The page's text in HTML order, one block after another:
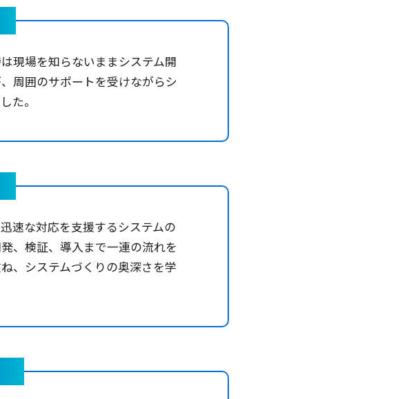
現場を知らないままシステム開
周囲のサポートを受けながらシ
た。
速な対応を支援するシステムの
、検証、導入まで一連の流れを
、システムづくりの奥深さを学